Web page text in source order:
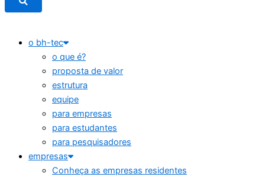
o bh-tec
o que é?
proposta de valor
estrutura
equipe
para empresas
para estudantes
para pesquisadores
empresas
Conheça as empresas residentes